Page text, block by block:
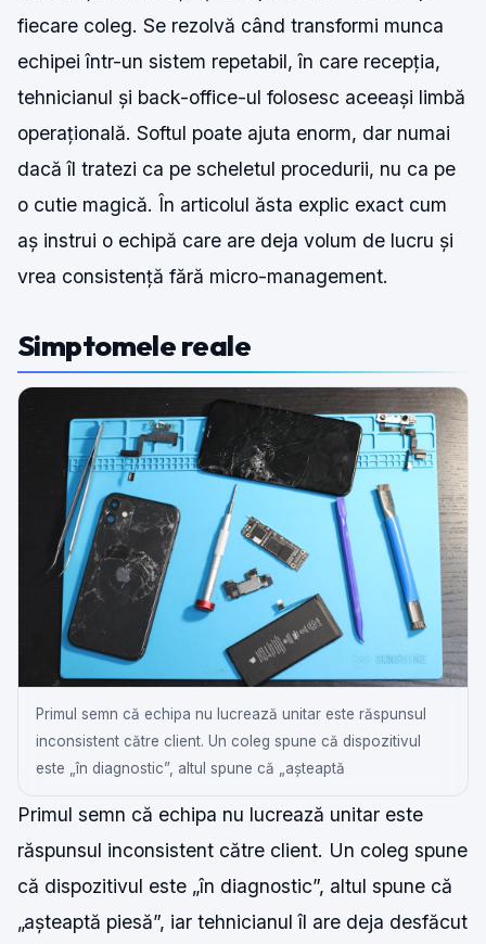
fiecare coleg. Se rezolvă când transformi munca
echipei într-un sistem repetabil, în care recepția,
tehnicianul și back-office-ul folosesc aceeași limbă
operațională. Softul poate ajuta enorm, dar numai
dacă îl tratezi ca pe scheletul procedurii, nu ca pe
o cutie magică. În articolul ăsta explic exact cum
aș instrui o echipă care are deja volum de lucru și
vrea consistență fără micro-management.
Simptomele reale
Primul semn că echipa nu lucrează unitar este răspunsul
inconsistent către client. Un coleg spune că dispozitivul
este „în diagnostic”, altul spune că „așteaptă
Primul semn că echipa nu lucrează unitar este
răspunsul inconsistent către client. Un coleg spune
că dispozitivul este „în diagnostic”, altul spune că
„așteaptă piesă”, iar tehnicianul îl are deja desfăcut